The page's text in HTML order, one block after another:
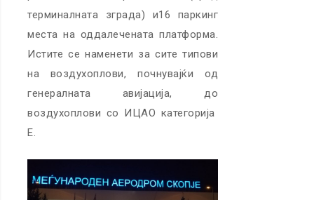
терминалната зграда) и16 паркинг
места на оддалечената платформа.
Истите се наменети за сите типови
на воздухоплови, почнувајќи од
генералната авијација, до
воздухоплови со ИЦАО категорија
Е.